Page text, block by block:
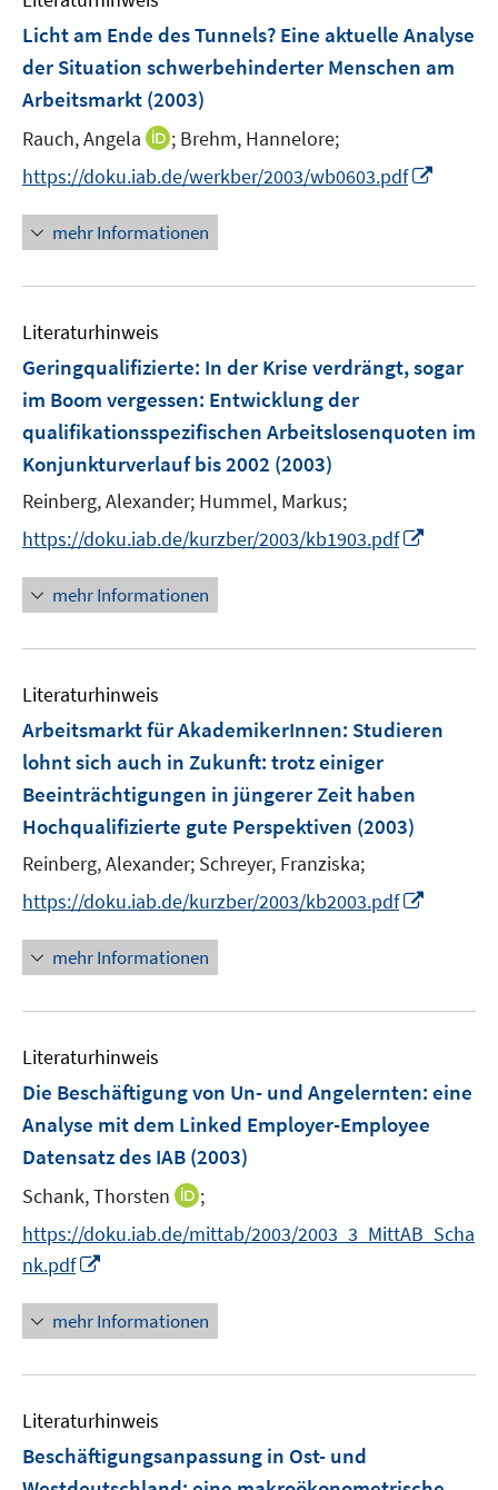
F
n
s
t
r
ö
f
n
e
n
Licht am Ende des Tunnels? Eine aktuelle Analyse
der Situation schwerbehinderter Menschen am
Arbeitsmarkt (2003)
Rauch, Angela
I
n
n
e
u
n
s
t
e
ö
f
n
e
n
; Brehm, Hannelore;
https://doku.iab.de/werkber/2003/wb0603.pdf
u
F
e
s
e
mehr Informationen
Literaturhinweis
Geringqualifizierte: In der Krise verdrängt, sogar
im Boom vergessen: Entwicklung der
qualifikationsspezifischen Arbeitslosenquoten im
Konjunkturverlauf bis 2002 (2003)
Reinberg, Alexander; Hummel, Markus;
https://doku.iab.de/kurzber/2003/kb1903.pdf
u
F
e
mehr Informationen
Literaturhinweis
Arbeitsmarkt für AkademikerInnen: Studieren
lohnt sich auch in Zukunft: trotz einiger
Beeinträchtigungen in jüngerer Zeit haben
Hochqualifizierte gute Perspektiven (2003)
Reinberg, Alexander; Schreyer, Franziska;
https://doku.iab.de/kurzber/2003/kb2003.pdf
u
F
n
r
e
mehr Informationen
Literaturhinweis
Die Beschäftigung von Un- und Angelernten: eine
Analyse mit dem Linked Employer-Employee
Datensatz des IAB (2003)
Schank, Thorsten
I
n
n
u
e
F
s
;
https://doku.iab.de/mittab/2003/2003_3_MittAB_Scha
nk.pdf
n
e
u
m
F
e
mehr Informationen
Literaturhinweis
Beschäftigungsanpassung in Ost- und